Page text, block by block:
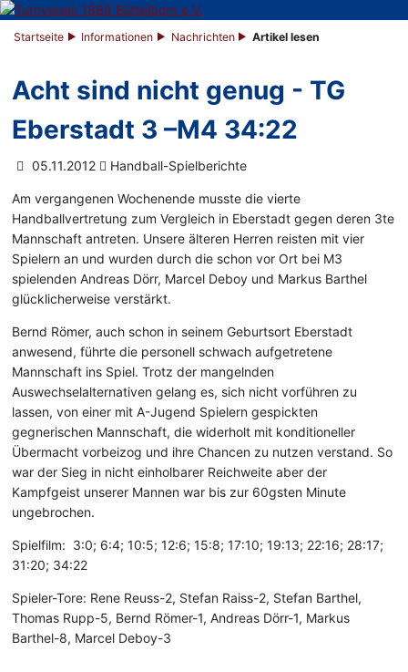
Startseite Informationen Nachrichten Artikel lesen
Acht sind nicht genug - TG
Eberstadt 3 –M4 34:22
05.11.2012 Handball-Spielberichte
Am vergangenen Wochenende musste die vierte
Handballvertretung zum Vergleich in Eberstadt gegen deren 3te
Mannschaft antreten. Unsere älteren Herren reisten mit vier
Spielern an und wurden durch die schon vor Ort bei M3
spielenden Andreas Dörr, Marcel Deboy und Markus Barthel
glücklicherweise verstärkt.
Bernd Römer, auch schon in seinem Geburtsort Eberstadt
anwesend, führte die personell schwach aufgetretene
Mannschaft ins Spiel. Trotz der mangelnden
Auswechselalternativen gelang es, sich nicht vorführen zu
lassen, von einer mit A-Jugend Spielern gespickten
gegnerischen Mannschaft, die widerholt mit konditioneller
Übermacht vorbeizog und ihre Chancen zu nutzen verstand. So
war der Sieg in nicht einholbarer Reichweite aber der
Kampfgeist unserer Mannen war bis zur 60gsten Minute
ungebrochen.
Spielfilm: 3:0; 6:4; 10:5; 12:6; 15:8; 17:10; 19:13; 22:16; 28:17;
31:20; 34:22
Spieler-Tore: Rene Reuss-2, Stefan Raiss-2, Stefan Barthel,
Thomas Rupp-5, Bernd Römer-1, Andreas Dörr-1, Markus
Barthel-8, Marcel Deboy-3